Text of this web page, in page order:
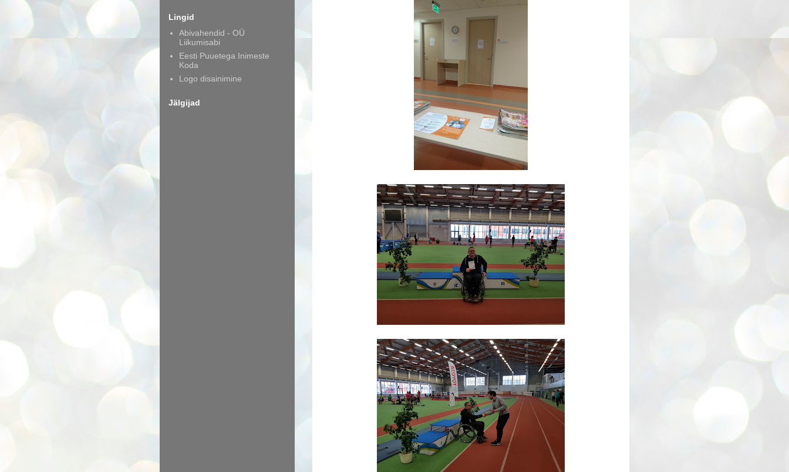
Lingid
Abivahendid - OÜ
Liikumisabi
Eesti Puuetega Inimeste
Koda
Logo disainimine
Jälgijad